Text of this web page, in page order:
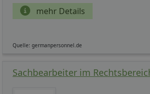
mehr Details
Quelle: germanpersonnel.de
Sachbearbeiter im